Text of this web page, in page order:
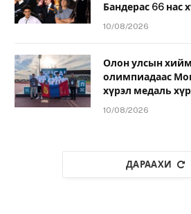
Бандерас 66 нас
10/08/2026
Олон улсын
олимпиадаас
хүрэл медаль
10/08/2026
ДАРААХИ